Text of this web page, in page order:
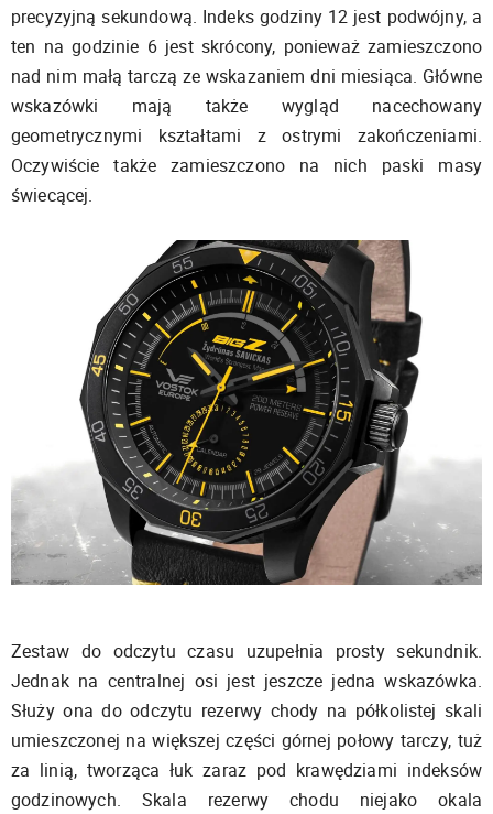
precyzyjną sekundową. Indeks godziny 12 jest podwójny, a
ten na godzinie 6 jest skrócony, ponieważ zamieszczono
nad nim małą tarczą ze wskazaniem dni miesiąca. Główne
wskazówki mają także wygląd nacechowany
geometrycznymi kształtami z ostrymi zakończeniami.
Oczywiście także zamieszczono na nich paski masy
świecącej.
Zestaw do odczytu czasu uzupełnia prosty sekundnik.
Jednak na centralnej osi jest jeszcze jedna wskazówka.
Służy ona do odczytu rezerwy chody na półkolistej skali
umieszczonej na większej części górnej połowy tarczy, tuż
za linią, tworząca łuk zaraz pod krawędziami indeksów
godzinowych. Skala rezerwy chodu niejako okala